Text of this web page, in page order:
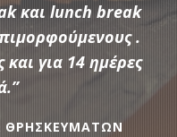
και lunch break
.
για 14 ημέρες
ΘΡΗΣΚΕΥΜΑΤΩΝ